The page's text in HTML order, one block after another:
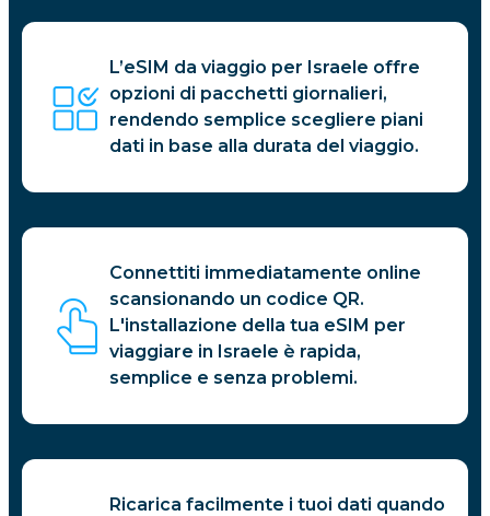
L’eSIM da viaggio per Israele offre
opzioni di pacchetti giornalieri,
rendendo semplice scegliere piani
dati in base alla durata del viaggio.
Connettiti immediatamente online
scansionando un codice QR.
L'installazione della tua eSIM per
viaggiare in Israele è rapida,
semplice e senza problemi.
Ricarica facilmente i tuoi dati quando